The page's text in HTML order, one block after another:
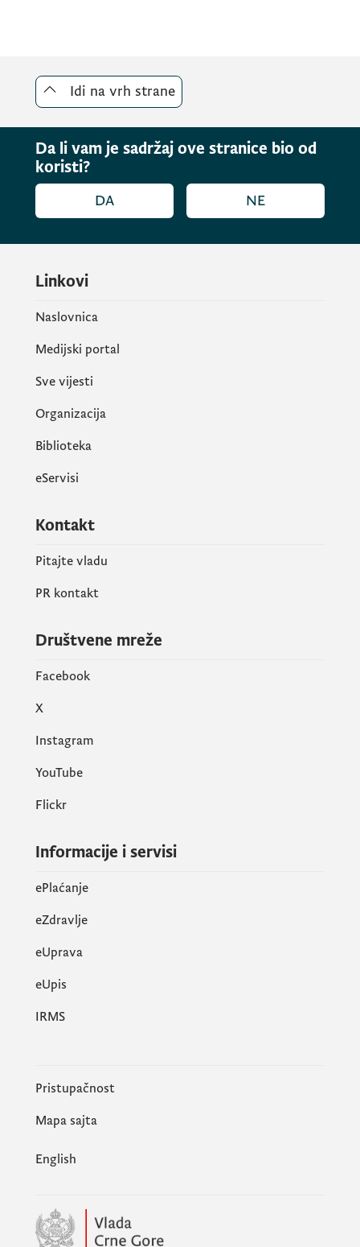
Idi na vrh strane
Da li vam je sadržaj ove stranice bio od
koristi?
DA NE
Linkovi
Naslovnica
Medijski portal
Sve vijesti
Organizacija
Biblioteka
eServisi
Kontakt
Pitajte vladu
PR kontakt
Društvene mreže
Facebook
X
Instagram
YouTube
Flickr
Informacije i servisi
ePlaćanje
eZdravlje
eUprava
еUpis
IRMS
Pristupačnost
Mapa sajta
English